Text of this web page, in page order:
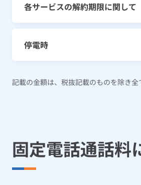
各サービスの解約期限に関して
停電時
記載の金額は、税抜記載のものを除き
固定電話通話料